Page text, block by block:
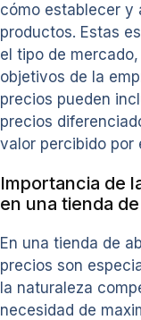
cómo establecer y
productos. Estas
el tipo de
objetivos de la
precios pueden
precios
valor percibido por
Importancia de
en una tienda
En una tienda de
precios son
la naturaleza
necesidad de